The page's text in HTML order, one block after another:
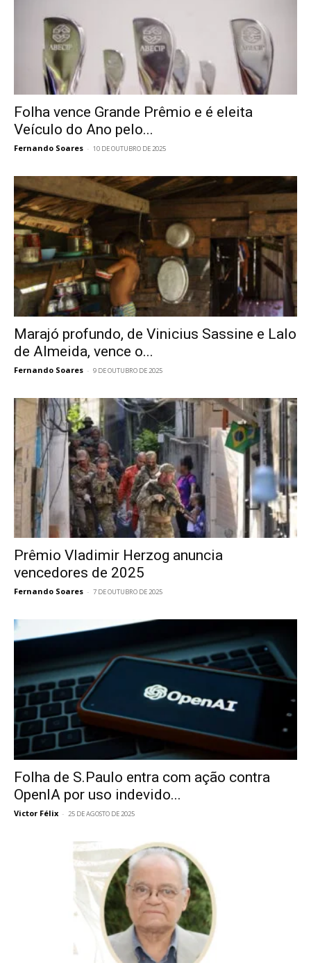
Folha vence Grande Prêmio e é eleita
Veículo do Ano pelo...
Fernando Soares - 10 DE OUTUBRO DE 2025
Marajó profundo, de Vinicius Sassine e Lalo
de Almeida, vence o...
Fernando Soares - 9 DE OUTUBRO DE 2025
Prêmio Vladimir Herzog anuncia
vencedores de 2025
Fernando Soares - 7 DE OUTUBRO DE 2025
Folha de S.Paulo entra com ação contra
OpenIA por uso indevido...
Victor Félix - 25 DE AGOSTO DE 2025